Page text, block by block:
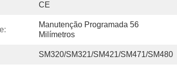
CE
Manutenção Programada 56
Milímetros
SM320/SM321/SM421/SM471/SM480